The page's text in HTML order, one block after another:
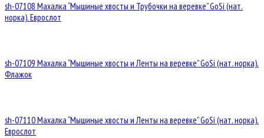
sh-07108 Махалка “Мышиные хвосты и Трубочки на веревке” GoSi (нат.
норка). Еврослот
sh-07109 Махалка “Мышиные хвосты и Ленты на веревке” GoSi (нат. норка).
Флажок
sh-07110 Махалка “Мышиные хвосты и Ленты на веревке” GoSi (нат. норка).
Еврослот